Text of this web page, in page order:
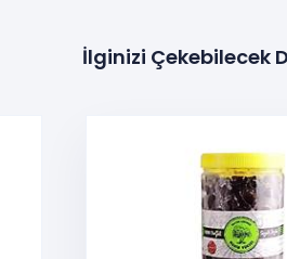
İlginizi Çekebilecek